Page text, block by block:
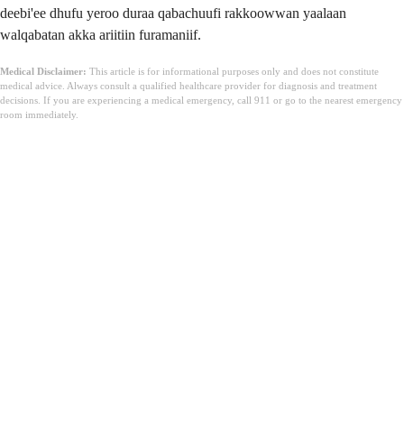
deebi'ee dhufu yeroo duraa qabachuufi rakkoowwan yaalaan
walqabatan akka ariitiin furamaniif.
Medical Disclaimer: This article is for informational purposes only and does not constitute
medical advice. Always consult a qualified healthcare provider for diagnosis and treatment
decisions. If you are experiencing a medical emergency, call 911 or go to the nearest emergency
room immediately.